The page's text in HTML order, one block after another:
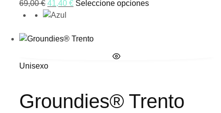
69,00€ 41,40 € Seleccione opciones
Unisexo
Groundies® Trento